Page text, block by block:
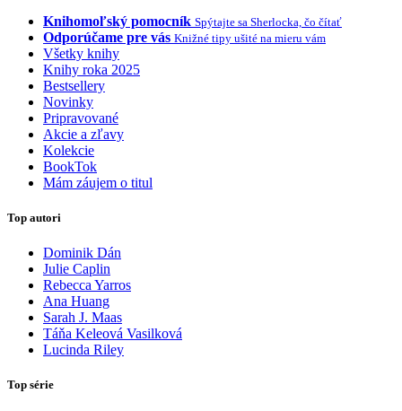
Knihomoľský pomocník Spýtajte sa Sherlocka, čo čítať
Odporúčame pre vás Knižné tipy ušité na mieru vám
Všetky knihy
Knihy roka 2025
Bestsellery
Novinky
Pripravované
Akcie a zľavy
Kolekcie
BookTok
Mám záujem o titul
Top autori
Dominik Dán
Julie Caplin
Rebecca Yarros
Ana Huang
Sarah J. Maas
Táňa Keleová Vasilková
Lucinda Riley
Top série